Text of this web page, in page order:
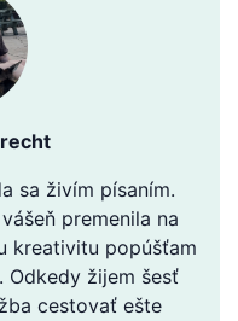
sa živím písaním.
premenila na
kreativitu popúšťam
Odkedy žijem šesť
cestovať ešte